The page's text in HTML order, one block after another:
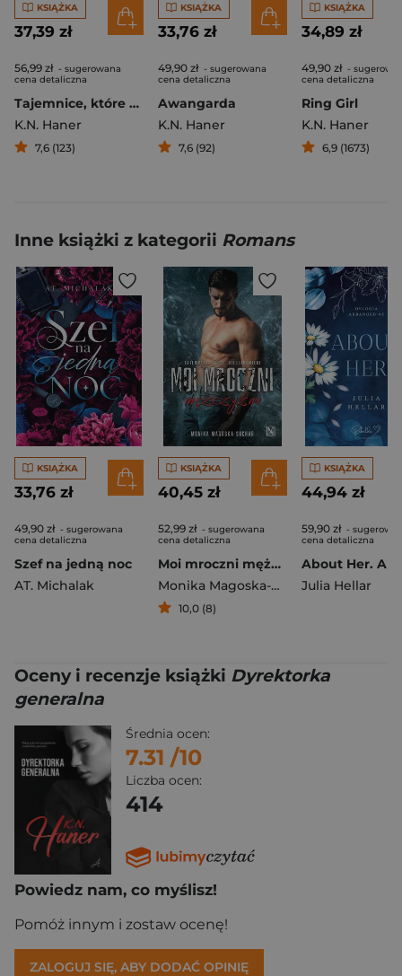
KSIĄŻKA
37,39 zł
56,99 zł - sugerowana
cena detaliczna
Tajemnice, które nas niszczą
K.N. Haner
7,6 (123)
KSIĄŻKA
33,76 zł
49,90 zł - sugerowana
cena detaliczna
Awangarda
K.N. Haner
7,6 (92)
KSIĄŻKA
34,89 zł
49,90 zł -
cena detaliczna
Ring Girl
K.N. Haner
6,9 (1673)
Inne książki z kategorii Romans
KSIĄŻKA
33,76 zł
49,90 zł - sugerowana
cena detaliczna
Szef na jedną noc
AT. Michalak
KSIĄŻKA
40,45 zł
52,99 zł - sugerowana
cena detaliczna
Moi mroczni mężczyźni
Monika Magoska-Suchar
10,0 (8)
KSIĄŻKA
44,94 zł
59,90 zł -
cena detaliczna
Julia Hellar
Oceny i recenzje książki Dyrektorka
generalna
Średnia ocen:
7.31 /10
Liczba ocen:
414
Powiedz nam, co myślisz!
Pomóż innym i zostaw ocenę!
ZALOGUJ SIĘ, ABY DODAĆ OPINIĘ